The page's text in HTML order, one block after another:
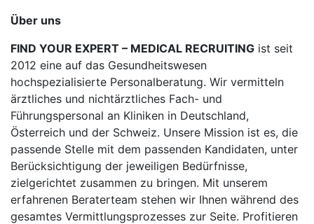
Über uns
FIND YOUR EXPERT – MEDICAL RECRUITING ist seit
2012 eine auf das Gesundheitswesen
hochspezialisierte Personalberatung. Wir vermitteln
ärztliches und nichtärztliches Fach- und
Führungspersonal an Kliniken in Deutschland,
Österreich und der Schweiz. Unsere Mission ist es, die
passende Stelle mit dem passenden Kandidaten, unter
Berücksichtigung der jeweiligen Bedürfnisse,
zielgerichtet zusammen zu bringen. Mit unserem
erfahrenen Beraterteam stehen wir Ihnen während des
gesamtes Vermittlungsprozesses zur Seite. Profitieren